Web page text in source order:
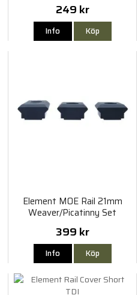
249 kr
Info Köp
Element MOE Rail 21mm
Weaver/Picatinny Set
399 kr
Info Köp